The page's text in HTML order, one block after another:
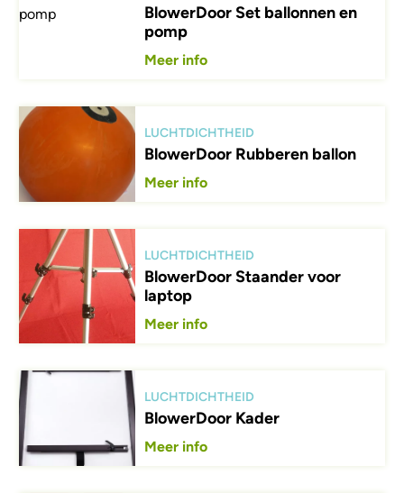
BlowerDoor Set ballonnen en
pomp
Meer info
Afbeelding
LUCHTDICHTHEID
BlowerDoor Rubberen ballon
Meer info
Afbeelding
LUCHTDICHTHEID
BlowerDoor Staander voor
laptop
Meer info
Afbeelding
LUCHTDICHTHEID
BlowerDoor Kader
Meer info